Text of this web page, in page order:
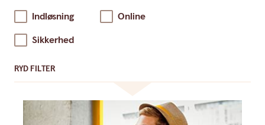
Indløsning
Online
Sikkerhed
RYD FILTER